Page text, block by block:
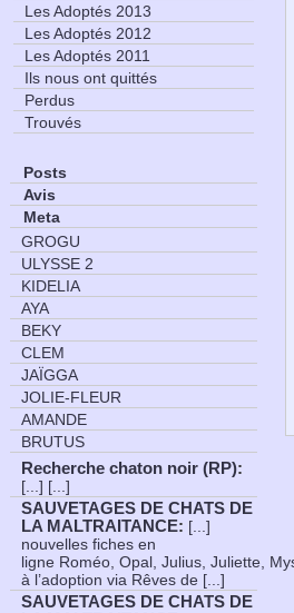
Les Adoptés 2013
Les Adoptés 2012
Les Adoptés 2011
Ils nous ont quittés
Perdus
Trouvés
Posts
Avis
Meta
GROGU
ULYSSE 2
KIDELIA
AYA
BEKY
CLEM
JAÏGGA
JOLIE-FLEUR
AMANDE
BRUTUS
Recherche chaton noir (RP):
[...] [...]
SAUVETAGES DE CHATS DE
LA MALTRAITANCE: [...]
nouvelles fiches en
ligne Roméo, Opal, Julius, Juliette,
à l’adoption via Rêves de [...]
SAUVETAGES DE CHATS DE